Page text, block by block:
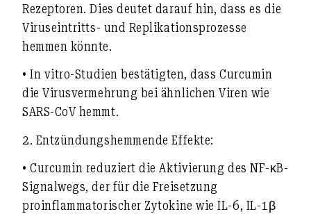
Rezeptoren. Dies deutet darauf hin, dass es die
Viruseintritts- und Replikationsprozesse
hemmen könnte.
• In vitro-Studien bestätigten, dass Curcumin
die Virusvermehrung bei ähnlichen Viren wie
SARS-CoV hemmt.
2. Entzündungshemmende Effekte:
• Curcumin reduziert die Aktivierung des NF-κB-
Signalwegs, der für die Freisetzung
proinflammatorischer Zytokine wie IL-6, IL-1β